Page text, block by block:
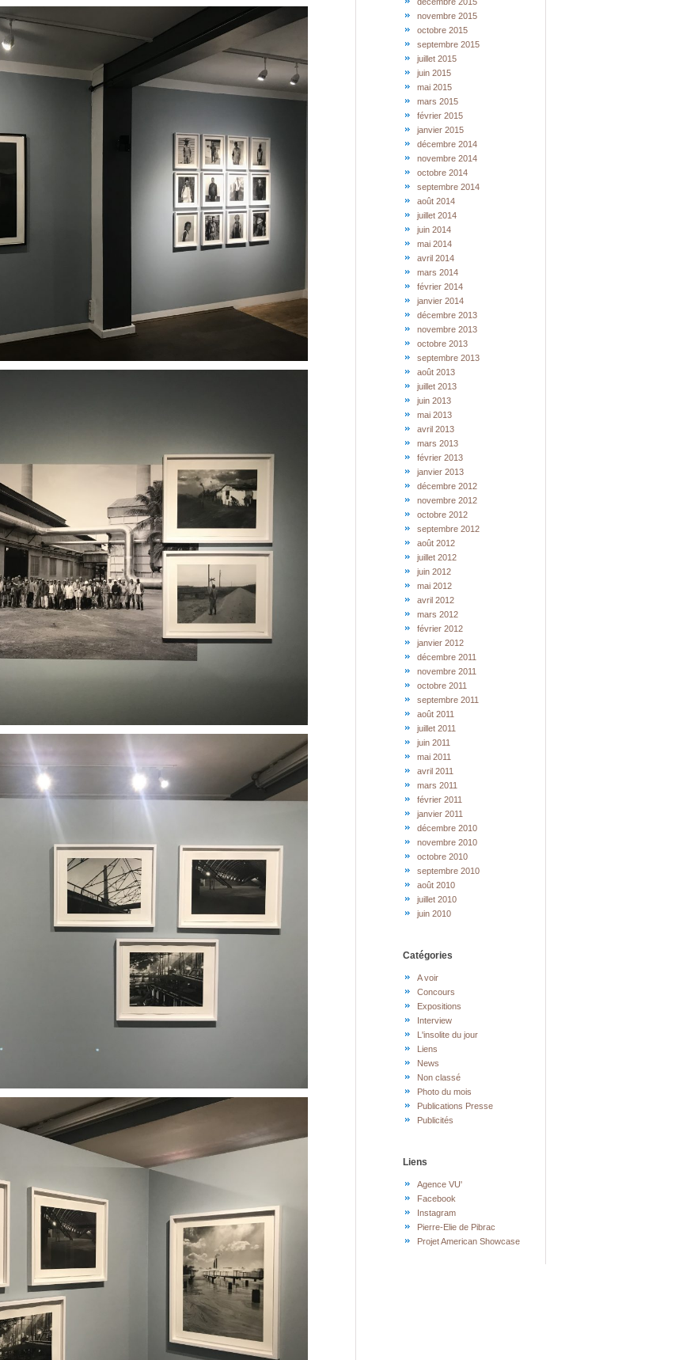
novembre 2015
octobre 2015
septembre 2015
juillet 2015
juin 2015
mai 2015
mars 2015
février 2015
janvier 2015
décembre 2014
novembre 2014
octobre 2014
septembre 2014
août 2014
juillet 2014
juin 2014
mai 2014
avril 2014
mars 2014
février 2014
janvier 2014
décembre 2013
novembre 2013
octobre 2013
septembre 2013
août 2013
juillet 2013
juin 2013
mai 2013
avril 2013
mars 2013
février 2013
janvier 2013
décembre 2012
novembre 2012
octobre 2012
septembre 2012
août 2012
juillet 2012
juin 2012
mai 2012
avril 2012
mars 2012
février 2012
janvier 2012
décembre 2011
novembre 2011
octobre 2011
septembre 2011
août 2011
juillet 2011
juin 2011
mai 2011
avril 2011
mars 2011
février 2011
janvier 2011
décembre 2010
novembre 2010
octobre 2010
septembre 2010
août 2010
juillet 2010
juin 2010
Catégories
A voir
Concours
Expositions
Interview
L'insolite du jour
Liens
News
Non classé
Photo du mois
Publications Presse
Publicités
Liens
Agence VU'
Facebook
Instagram
Pierre-Elie de Pibrac
Projet American Showcase